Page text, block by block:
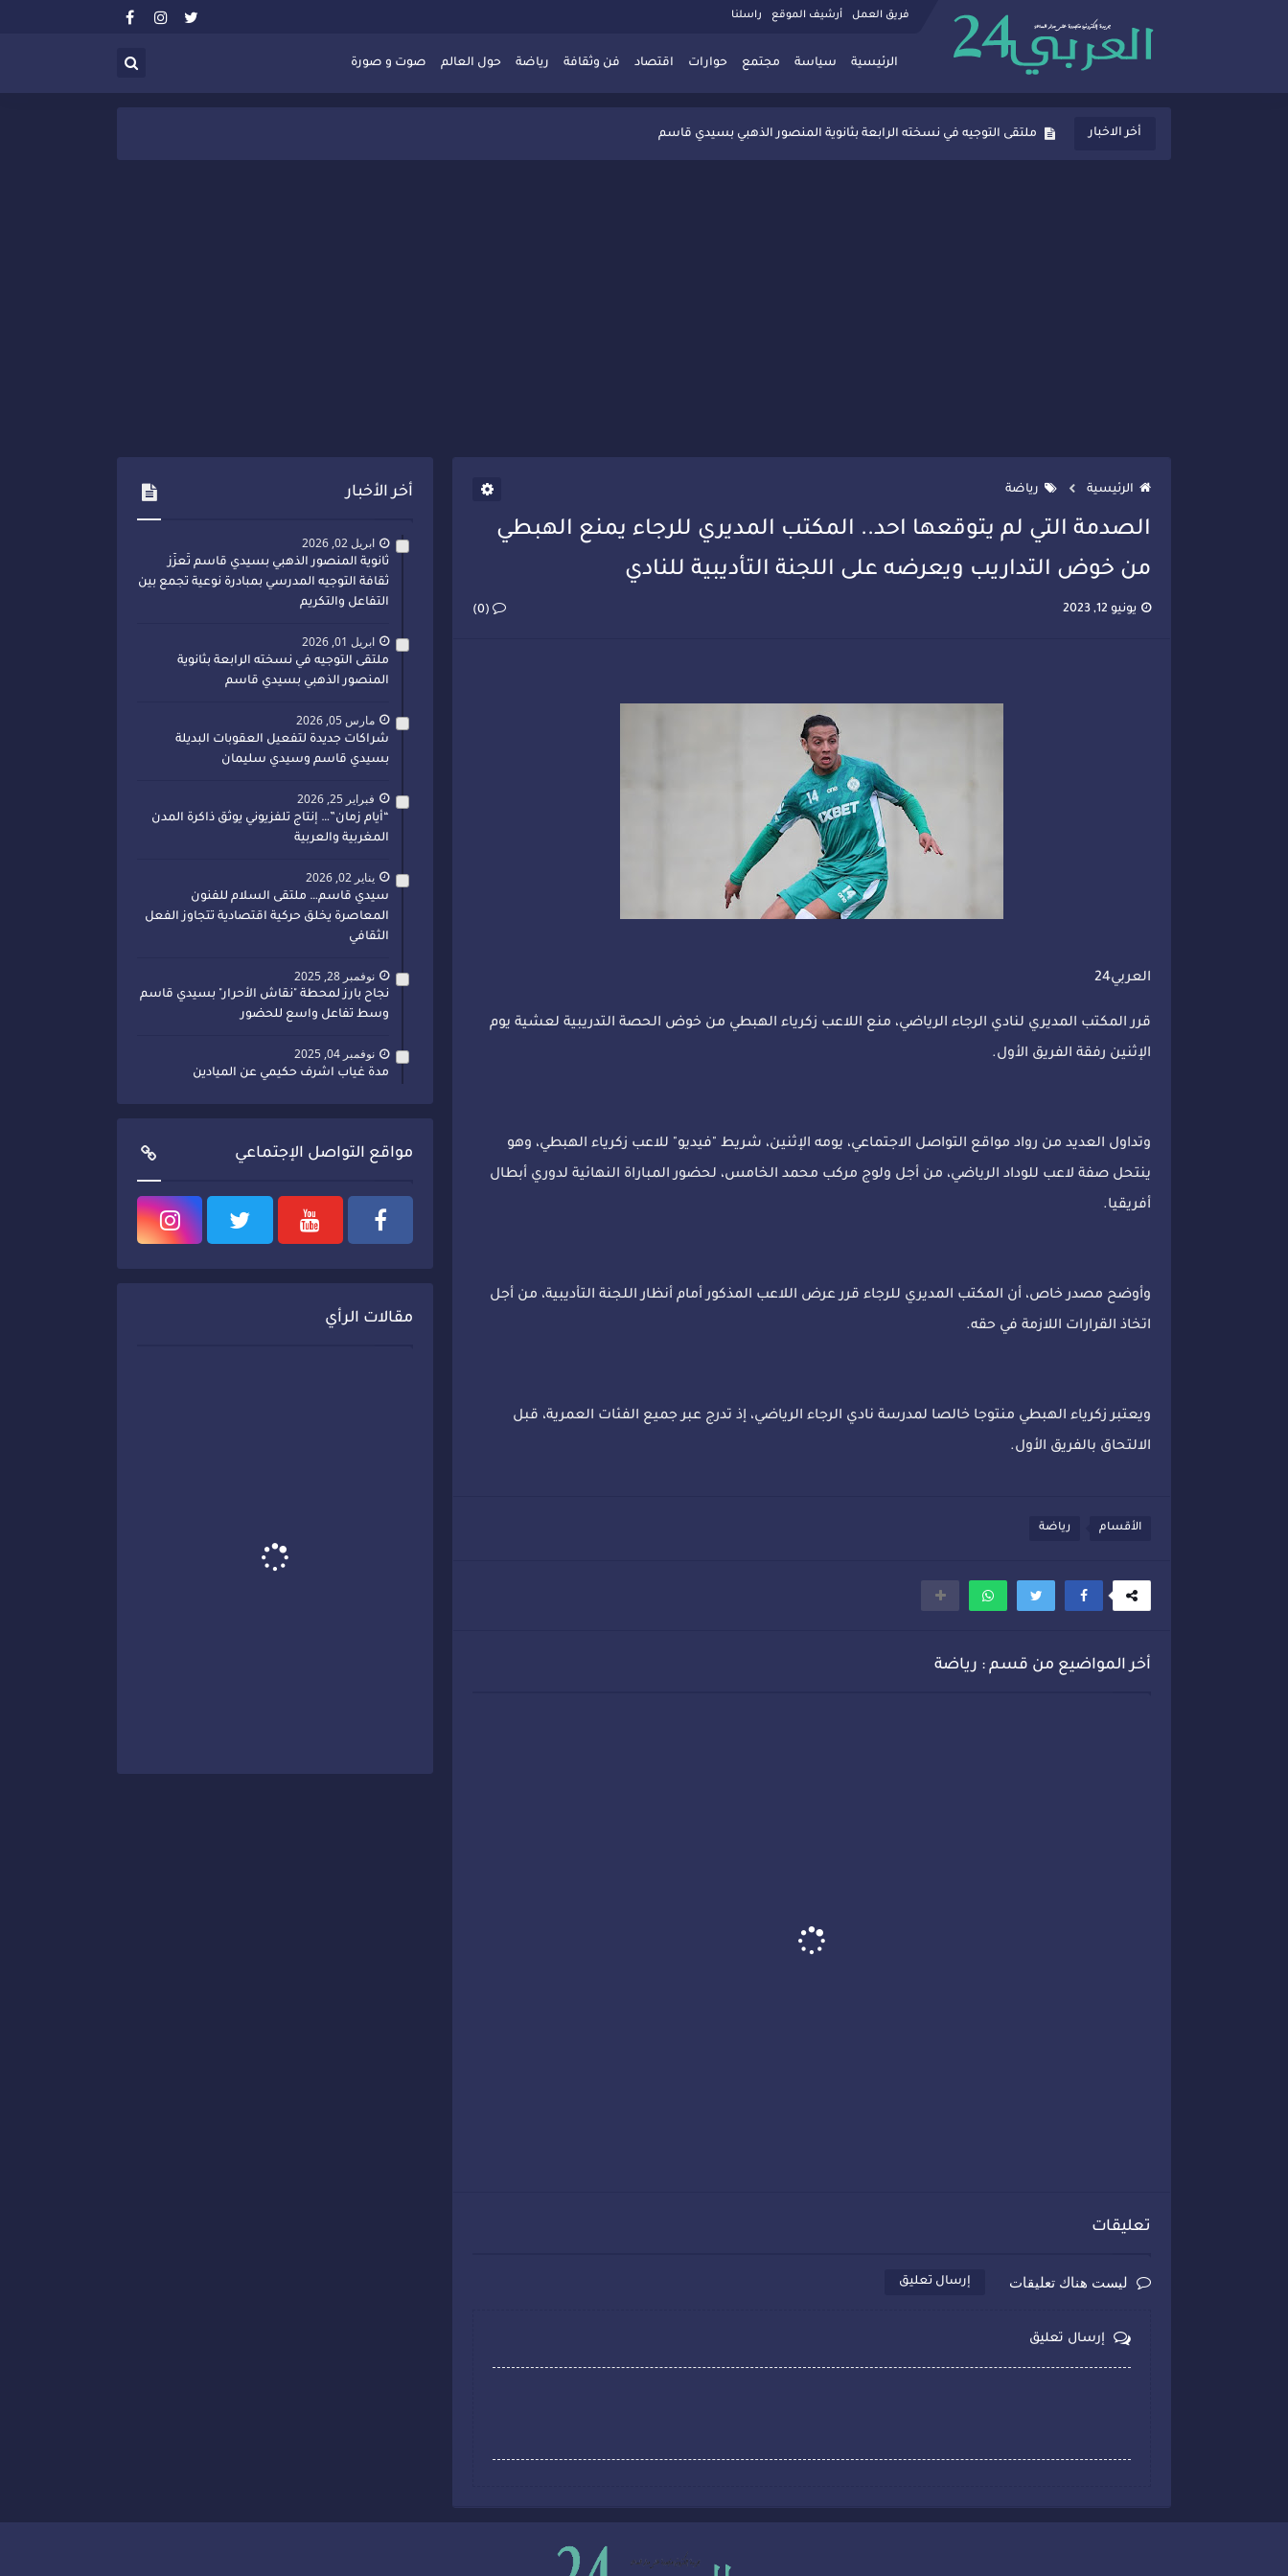
فريق العمل أرشيف الموقع راسلنا
الرئيسية سياسة مجتمع حوارات اقتصاد فن وثقافة رياضة حول العالم صوت و صورة
أخر الاخبار
ثانوية المنصور الذهبي بسيدي قاسم تُعزّز ثقافة التوجيه المدرسي بمبادرة نوعية تجمع بين التفاعل والتكريم
ملتقى التوجيه في نسخته الرابعة بثانوية المنصور الذهبي بسيدي قاسم
الرئيسية رياضة
الصدمة التي لم يتوقعها احد.. المكتب المديري للرجاء يمنع الهبطي
من خوض التداريب ويعرضه على اللجنة التأديبية للنادي
يونيو 12, 2023 (0)
العربي24
قرر المكتب المديري لنادي الرجاء الرياضي، منع اللاعب زكرياء الهبطي من خوض الحصة التدريبية لعشية يوم
الإثنين رفقة الفريق الأول.
وتداول العديد من رواد مواقع التواصل الاجتماعي، يومه الإثنين، شريط "فيديو" للاعب زكرياء الهبطي، وهو
ينتحل صفة لاعب للوداد الرياضي، من أجل ولوج مركب محمد الخامس، لحضور المباراة النهائية لدوري أبطال
أفريقيا.
وأوضح مصدر خاص، أن المكتب المديري للرجاء قرر عرض اللاعب المذكور أمام أنظار اللجنة التأديبية، من أجل
اتخاذ القرارات اللازمة في حقه.
ويعتبر زكرياء الهبطي منتوجا خالصا لمدرسة نادي الرجاء الرياضي، إذ تدرج عبر جميع الفئات العمرية، قبل
الالتحاق بالفريق الأول.
الأقسام رياضة
أخر المواضيع من قسم : رياضة
تعليقات
ليست هناك تعليقات إرسال تعليق
إرسال تعليق
أخر الأخبار
ابريل 02, 2026
ثانوية المنصور الذهبي بسيدي قاسم تُعزّز
ثقافة التوجيه المدرسي بمبادرة نوعية تجمع بين
التفاعل والتكريم
ابريل 01, 2026
ملتقى التوجيه في نسخته الرابعة بثانوية
المنصور الذهبي بسيدي قاسم
مارس 05, 2026
شراكات جديدة لتفعيل العقوبات البديلة
بسيدي قاسم وسيدي سليمان
فبراير 25, 2026
“أيام زمان”… إنتاج تلفزيوني يوثق ذاكرة المدن
المغربية والعربية
يناير 02, 2026
سيدي قاسم… ملتقى السلام للفنون
المعاصرة يخلق حركية اقتصادية تتجاوز الفعل
الثقافي
نوفمبر 28, 2025
نجاح بارز لمحطة "نقاش الأحرار" بسيدي قاسم
وسط تفاعل واسع للحضور
نوفمبر 04, 2025
مدة غياب اشرف حكيمي عن الميادين
مواقع التواصل الإجتماعي
مقالات الرأي